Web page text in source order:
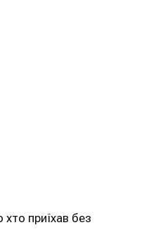
хто приїхав без